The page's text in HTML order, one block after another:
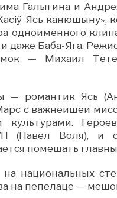
Галыгина и
Ясь канюшыну»,
одноименного
даже Баба-Яга.
— Михаил
— романтик Ясь
с важнейшей
культурами.
(Павел Воля), и
помешать
национальных
на пепелаце —